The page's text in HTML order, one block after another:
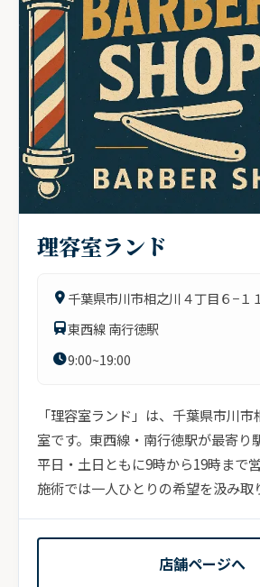
理容室ランド
千葉県市川市相之川４丁目６−１１
東西線 南行徳駅
9:00~19:00
「理容室ランド」は、千葉県市川
室です。東西線・南行徳駅が最寄り
平日・土日ともに9時から19時まで
施術では一人ひとりの希望を汲み取
店舗ページへ